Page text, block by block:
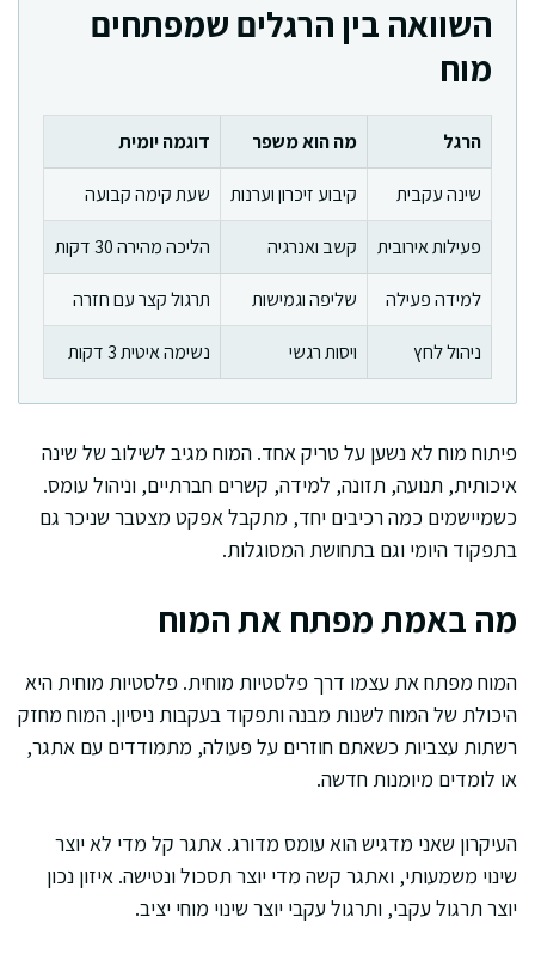
השוואה בין הרגלים שמפתחים
מוח
הרגל מה הוא משפר
דוגמה יומית
שינה עקבית
קיבוע זיכרון וערנות
שעת קימה קבועה
פעילות אירובית
קשב ואנרגיה
הליכה מהירה 30 דקות
למידה פעילה
שליפה וגמישות
תרגול קצר עם חזרה
ניהול לחץ
ויסות רגשי נשימה איטית 3 דקות
פיתוח מוח לא נשען על טריק אחד. המוח מגיב לשילוב של שינה
איכותית, תנועה, תזונה, למידה, קשרים חברתיים, וניהול עומס.
כשמיישמים כמה רכיבים יחד, מתקבל אפקט מצטבר שניכר גם
בתפקוד היומי וגם בתחושת המסוגלות.
מה באמת מפתח את המוח
המוח מפתח את עצמו דרך פלסטיות מוחית. פלסטיות מוחית היא
היכולת של המוח לשנות מבנה ותפקוד בעקבות ניסיון. המוח מחזק
רשתות עצביות כשאתם חוזרים על פעולה, מתמודדים עם אתגר,
או לומדים מיומנות חדשה.
העיקרון שאני מדגיש הוא עומס מדורג. אתגר קל מדי לא יוצר
שינוי משמעותי, ואתגר קשה מדי יוצר תסכול ונטישה. איזון נכון
יוצר תרגול עקבי, ותרגול עקבי יוצר שינוי מוחי יציב.